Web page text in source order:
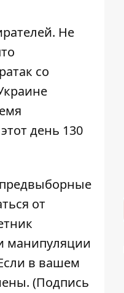
Не
со
день 130
от
манипуляции
в вашем
(Подпись